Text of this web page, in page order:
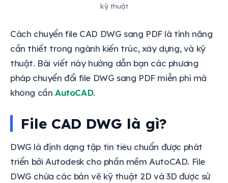
kỹ thuật
Cách chuyển file CAD DWG sang PDF là tính năng
cần thiết trong ngành kiến trúc, xây dựng, và kỹ
thuật. Bài viết này hướng dẫn bạn các phương
pháp chuyển đổi file DWG sang PDF miễn phí mà
không cần AutoCAD.
File CAD DWG là gì?
DWG là định dạng tập tin tiêu chuẩn được phát
triển bởi Autodesk cho phần mềm AutoCAD. File
DWG chứa các bản vẽ kỹ thuật 2D và 3D được sử